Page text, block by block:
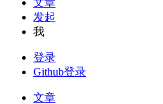
发起
我
登录
Github登录
文章